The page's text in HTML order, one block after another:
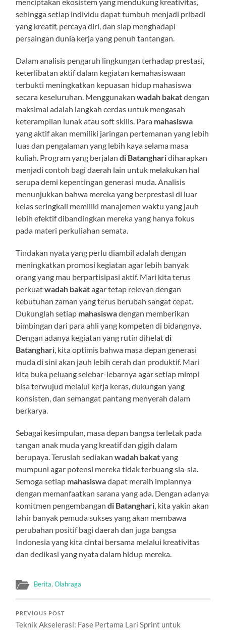
sehingga setiap individu dapat tumbuh menjadi pribadi
yang kreatif, percaya diri, dan siap menghadapi
persaingan dunia kerja yang penuh tantangan.
Dalam analisis pengaruh lingkungan terhadap prestasi,
keterlibatan aktif dalam kegiatan kemahasiswaan
terbukti meningkatkan kepuasan hidup mahasiswa
secara keseluruhan. Menggunakanwadah bakatdengan
maksimal adalah langkah cerdas untuk mengasah
keterampilan lunak atau soft skills. Para mahasiswa
yang aktif akan memiliki jaringan pertemanan yang lebih
luas dan pengalaman yang lebih kaya selama masa
kuliah. Program yang berjalandi Batangharidiharapkan
menjadi contoh bagi daerah lain untuk melakukan hal
serupa demi kepentingan generasi muda. Analisis
menunjukkan bahwa mereka yang berprestasi di luar
kelas seringkali memiliki manajemen waktu yang jauh
lebih efektif dibandingkan mereka yang hanya fokus
pada materi perkuliahan semata.
Tindakan nyata yang perlu diambil adalah dengan
meningkatkan promosi kegiatan agar lebih banyak
orang yang mau berpartisipasi aktif. Mari kita terus
perkuatwadah bakatagar tetap relevan dengan
kebutuhan zaman yang terus berubah sangat cepat.
Dukunglah setiap mahasiswadengan memberikan
bimbingan dari para ahli yang kompeten di bidangnya.
Dengan adanya kegiatan yang rutin dihelatdi
Batanghari , kita optimis bahwa masa depan generasi
muda di sini akan jauh lebih cerah dan produktif. Mari
kita buka peluang selebar-lebarnya agar setiap mimpi
bisa terwujud melalui kerja keras, dukungan yang
konsisten, dan semangat pantang menyerah dalam
berkarya.
Sebagai kesimpulan, masa depan bangsa terletak pada
tangan anak muda yang kreatif dan gigih dalam
berupaya. Teruslah sediakanwadah bakatyang
mumpuni agar potensi mereka tidak terbuang sia-sia.
Semoga setiap mahasiswadapat meraih impiannya
dengan memanfaatkan sarana yang ada. Dengan adanya
komitmen pengembangandi Batanghari , kita yakin akan
lahir banyak pemuda sukses yang akan membawa
perubahan positif bagi daerah dan juga bangsa
Indonesia yang kita cintai bersama melalui kreativitas
dan dedikasi yang nyata dalam hidup mereka.
Berita,Olahraga
PREVIOUS POST
Teknik Akselerasi: Fase Pertama Lari Sprint untuk